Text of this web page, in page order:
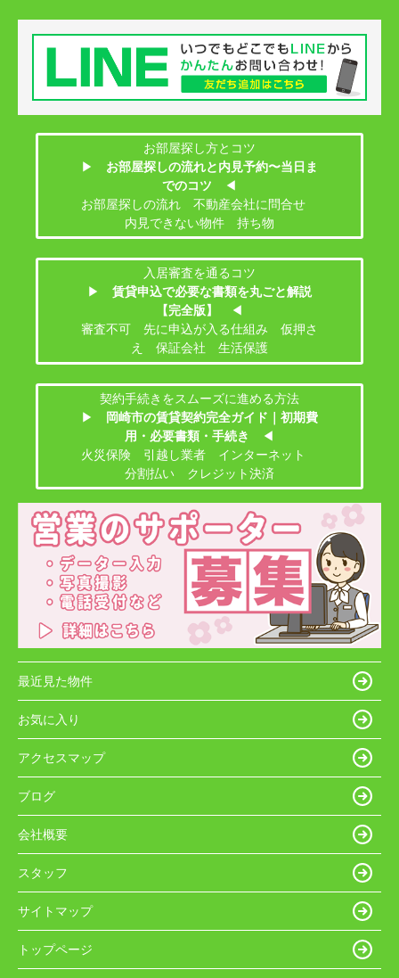
お部屋探し方とコツ
▶
お部屋探しの流れと内見予約〜当日ま
でのコツ
◀
お部屋探しの流れ 不動産会社に問合せ
内見できない物件 持ち物
入居審査を通るコツ
▶
賃貸申込で必要な書類を丸ごと解説
【完全版】
◀
審査不可 先に申込が入る仕組み 仮押さ
え 保証会社 生活保護
契約手続きをスムーズに進める方法
▶
岡崎市の賃貸契約完全ガイド｜初期費
用・必要書類・手続き
◀
火災保険 引越し業者 インターネット
分割払い クレジット決済
最近見た物件
お気に入り
アクセスマップ
ブログ
会社概要
スタッフ
サイトマップ
トップページ